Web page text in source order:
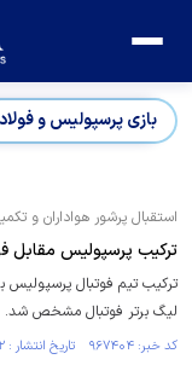
بازی پرسپولیس و فولاد
استقبال پرشور هواداران و
ترکیب پرسپولیس
ترکیب تیم فوتبال پرسپولیس
لیگ برتر فوتبال مشخص شد.
کد خبر: ۹۶۷۴۰۴ تاریخ انتشار : ۱۴۰۳/۱۱/۱۲